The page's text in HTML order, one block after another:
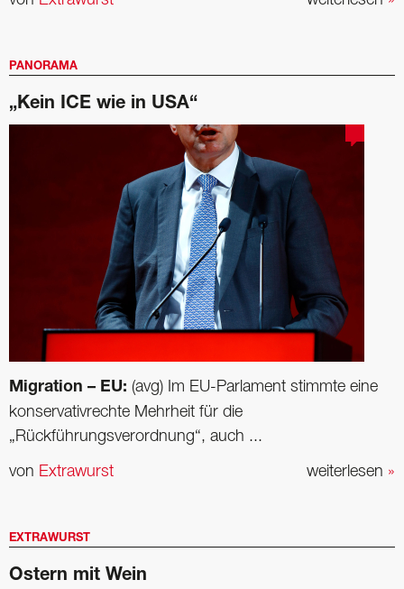
PANORAMA
„Kein ICE wie in USA“
Migration – EU: (avg) Im EU-Parlament stimmte eine
konservativrechte Mehrheit für die
„Rückführungsverordnung“, auch ...
weiterlesen »
von Extrawurst
EXTRAWURST
Ostern mit Wein